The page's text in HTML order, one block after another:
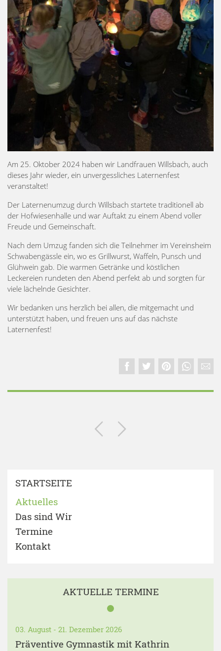
Am 25. Oktober 2024 haben wir Landfrauen Willsbach, auch
dieses Jahr wieder, ein unvergessliches Laternenfest
veranstaltet!
Der Laternenumzug durch Willsbach startete traditionell ab
der Hofwiesenhalle und war Auftakt zu einem Abend voller
Freude und Gemeinschaft.
Nach dem Umzug fanden sich die Teilnehmer im Vereinsheim
Schwabengässle ein, wo es Grillwurst, Waffeln, Punsch und
Glühwein gab. Die warmen Getränke und köstlichen
Leckereien rundeten den Abend perfekt ab und sorgten für
viele lächelnde Gesichter.
Wir bedanken uns herzlich bei allen, die mitgemacht und
unterstützt haben, und freuen uns auf das nächste
Laternenfest!
STARTSEITE
Aktuelles
Das sind Wir
Termine
Kontakt
AKTUELLE TERMINE
03. August - 21. Dezember 2026
Präventive Gymnastik mit Kathrin